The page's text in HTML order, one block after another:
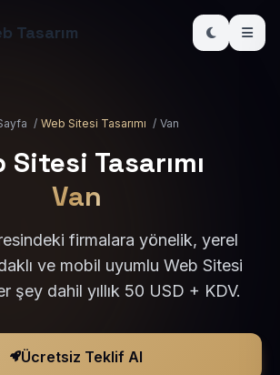
Tasarım
/ Web Sitesi Tasarımı / Van
Sitesi Tasarımı
Van
firmalara yönelik, yerel
ve mobil uyumlu Web Sitesi
şey dahil yıllık 50 USD + KDV.
Ücretsiz Teklif Al